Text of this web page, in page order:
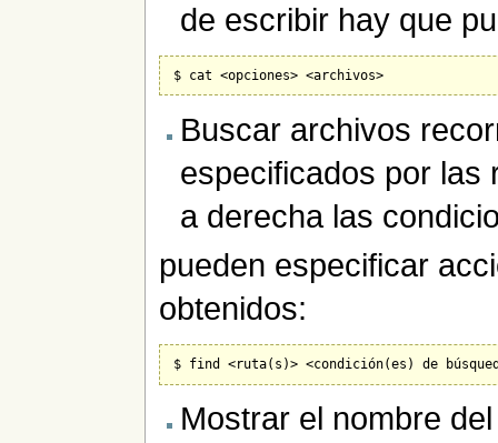
de escribir hay que
Buscar archivos
especificados por las
a derecha las
pueden especificar
obtenidos:
Mostrar el nombre